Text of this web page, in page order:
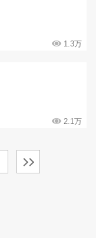
1.3万
2.1万